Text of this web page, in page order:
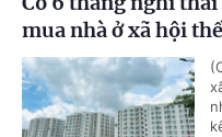
mua nhà ở xã hội